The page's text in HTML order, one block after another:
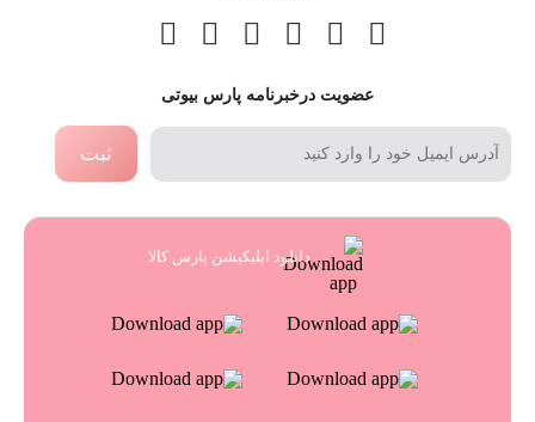
عضویت درخبرنامه پارس بیوتی
ثبت
دانلود اپلیکیشن پارس کالا